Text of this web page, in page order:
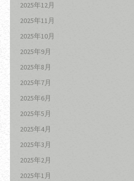
2025年12月
2025年11月
2025年10月
2025年9月
2025年8月
2025年7月
2025年6月
2025年5月
2025年4月
2025年3月
2025年2月
2025年1月